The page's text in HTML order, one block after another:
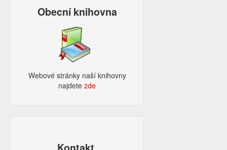
Obecní knihovna
Webové stránky naší knihovny
najdetezde​